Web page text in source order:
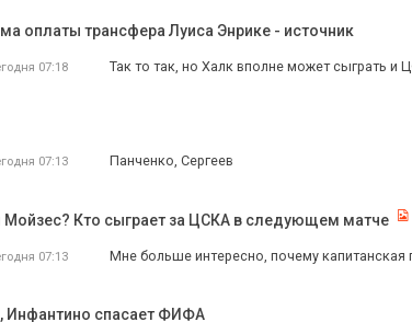
оплаты трансфера Луиса Энрике - источник
07:18 Так то так, но Халк вполне может сыграть и
07:13 Панченко, Сергеев
Мойзес? Кто сыграет за ЦСКА в следующем матче
07:13 Мне больше интересно, почему капитанская
Инфантино спасает ФИФА